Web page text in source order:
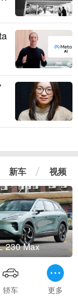
新车 视频
230 Max
轿车 更多